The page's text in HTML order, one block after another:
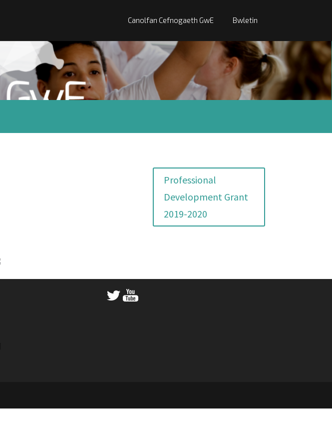
Canolfan Cefnogaeth GwE Bwletin
Professional
Development Grant
2019-2020